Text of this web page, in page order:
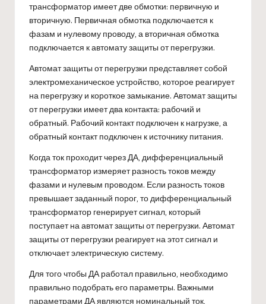
трансформатор имеет две обмотки: первичную и
вторичную. Первичная обмотка подключается к
фазам и нулевому проводу, а вторичная обмотка
подключается к автомату защиты от перегрузки.
Автомат защиты от перегрузки представляет собой
электромеханическое устройство, которое реагирует
на перегрузку и короткое замыкание. Автомат защиты
от перегрузки имеет два контакта: рабочий и
обратный. Рабочий контакт подключен к нагрузке, а
обратный контакт подключен к источнику питания.
Когда ток проходит через ДА, дифференциальный
трансформатор измеряет разность токов между
фазами и нулевым проводом. Если разность токов
превышает заданный порог, то дифференциальный
трансформатор генерирует сигнал, который
поступает на автомат защиты от перегрузки. Автомат
защиты от перегрузки реагирует на этот сигнал и
отключает электрическую систему.
Для того чтобы ДА работал правильно, необходимо
правильно подобрать его параметры. Важными
параметрами ДА являются номинальный ток,